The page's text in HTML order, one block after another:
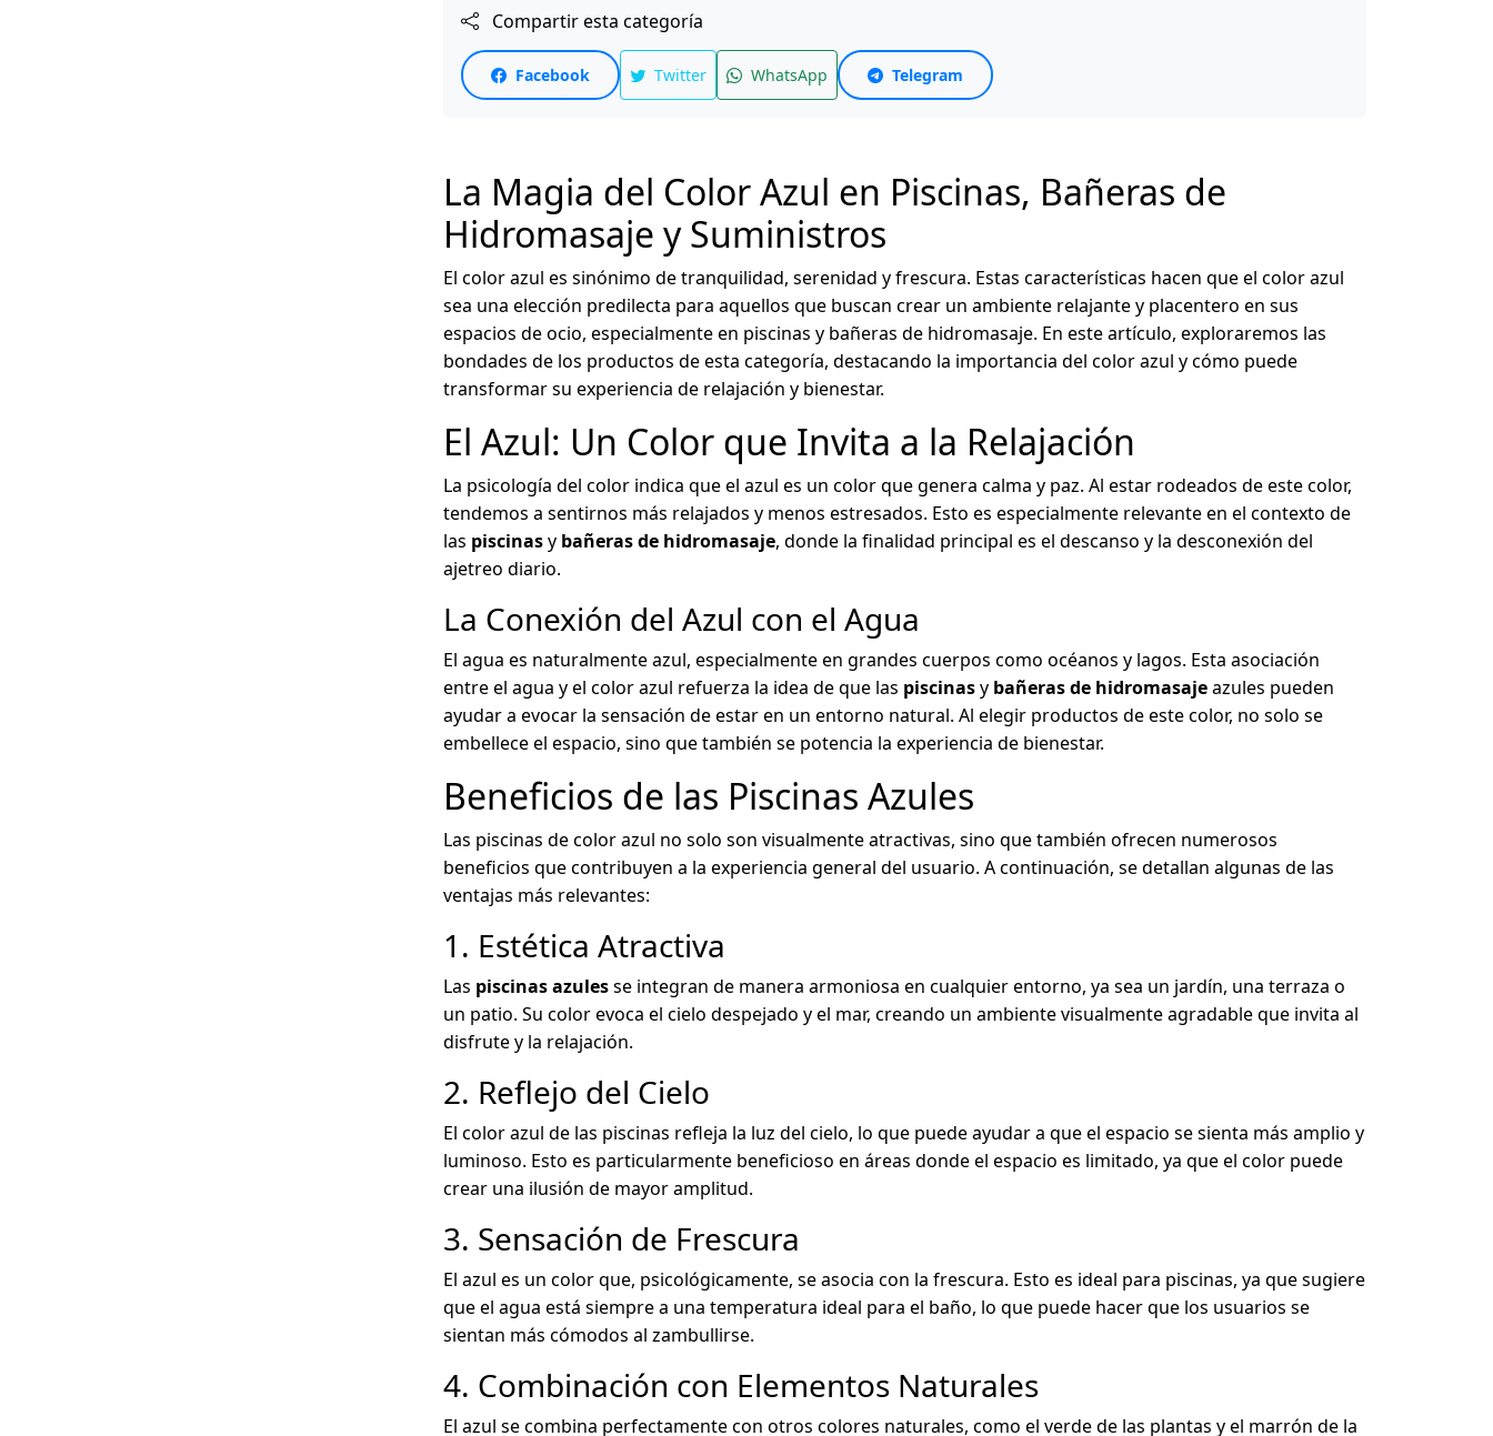
Compartir esta categoría
Facebook Twitter WhatsApp Telegram
La Magia del Color Azul en Piscinas, Bañeras de
Hidromasaje y Suministros
El color azul es sinónimo de tranquilidad, serenidad y frescura. Estas características hacen que el color azul
sea una elección predilecta para aquellos que buscan crear un ambiente relajante y placentero en sus
espacios de ocio, especialmente en piscinas y bañeras de hidromasaje. En este artículo, exploraremos las
bondades de los productos de esta categoría, destacando la importancia del color azul y cómo puede
transformar su experiencia de relajación y bienestar.
El Azul: Un Color que Invita a la Relajación
La psicología del color indica que el azul es un color que genera calma y paz. Al estar rodeados de este color,
tendemos a sentirnos más relajados y menos estresados. Esto es especialmente relevante en el contexto de
las piscinasy bañeras de hidromasaje, donde la finalidad principal es el descanso y la desconexión del
ajetreo diario.
La Conexión del Azul con el Agua
El agua es naturalmente azul, especialmente en grandes cuerpos como océanos y lagos. Esta asociación
entre el agua y el color azul refuerza la idea de que las piscinasy bañeras de hidromasajeazules pueden
ayudar a evocar la sensación de estar en un entorno natural. Al elegir productos de este color, no solo se
embellece el espacio, sino que también se potencia la experiencia de bienestar.
Beneficios de las Piscinas Azules
Las piscinas de color azul no solo son visualmente atractivas, sino que también ofrecen numerosos
beneficios que contribuyen a la experiencia general del usuario. A continuación, se detallan algunas de las
ventajas más relevantes:
1. Estética Atractiva
Las piscinas azulesse integran de manera armoniosa en cualquier entorno, ya sea un jardín, una terraza o
un patio. Su color evoca el cielo despejado y el mar, creando un ambiente visualmente agradable que invita al
disfrute y la relajación.
2. Reflejo del Cielo
El color azul de las piscinas refleja la luz del cielo, lo que puede ayudar a que el espacio se sienta más amplio y
luminoso. Esto es particularmente beneficioso en áreas donde el espacio es limitado, ya que el color puede
crear una ilusión de mayor amplitud.
3. Sensación de Frescura
El azul es un color que, psicológicamente, se asocia con la frescura. Esto es ideal para piscinas, ya que sugiere
que el agua está siempre a una temperatura ideal para el baño, lo que puede hacer que los usuarios se
sientan más cómodos al zambullirse.
4. Combinación con Elementos Naturales
El azul se combina perfectamente con otros colores naturales, como el verde de las plantas y el marrón de la